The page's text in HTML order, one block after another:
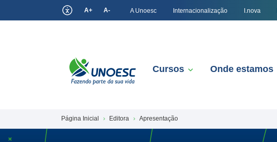
A+ A- A Unoesc Internacionalização I.nova
Cursos Onde estamos
Página Inicial Editora Apresentação